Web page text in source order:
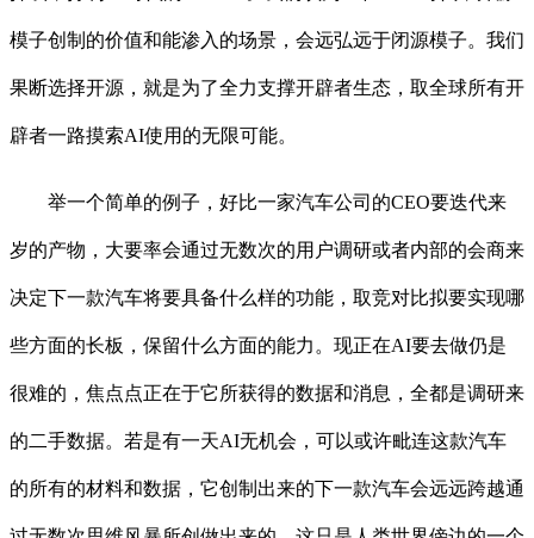
模子创制的价值和能渗入的场景，会远弘远于闭源模子。我们
果断选择开源，就是为了全力支撑开辟者生态，取全球所有开
辟者一路摸索AI使用的无限可能。
举一个简单的例子，好比一家汽车公司的CEO要迭代来
岁的产物，大要率会通过无数次的用户调研或者内部的会商来
决定下一款汽车将要具备什么样的功能，取竞对比拟要实现哪
些方面的长板，保留什么方面的能力。现正在AI要去做仍是
很难的，焦点点正在于它所获得的数据和消息，全都是调研来
的二手数据。若是有一天AI无机会，可以或许毗连这款汽车
的所有的材料和数据，它创制出来的下一款汽车会远远跨越通